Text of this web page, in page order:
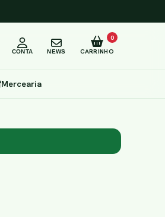
CONTA NEWS CARRINHO
0
Mercearia